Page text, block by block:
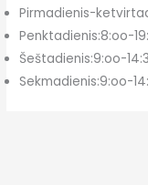
Pirmadienis-
Penktadienis:8:oo-
Šeštadienis:9:oo-
Sekmadienis:9:oo-